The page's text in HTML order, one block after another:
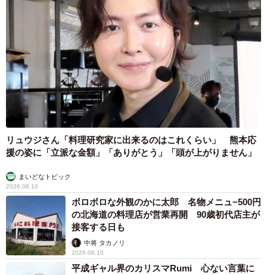
リュウジさん「料理研究家に出来るのはこれくらい」 熊本応
援の姿に「立派な金額」「ありがとう」「頭が上がりません」
まいどなトピック
2026.08.10
ボロボロな外観のかに太郎 名物メニュ−500円
の北海道の料理店が営業再開 90歳初代店主が
接客する日も
中将 タカノリ
2026.08.10
平成ギャル界のカリスマRumi 心ない言葉に